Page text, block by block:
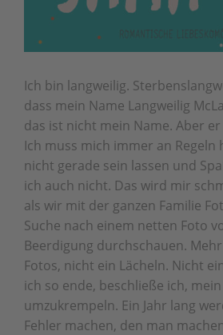
Ich bin langweilig.
dass mein Name Langweilig
das ist nicht mein Name. Aber
Ich muss mich immer an Regeln
nicht gerade sein lassen und
ich auch nicht. Das wird mir
als wir mit der ganzen Familie
Suche nach einem netten Foto
Beerdigung durchschauen. Mehr
Fotos, nicht ein Lächeln. Nicht
ich so ende, beschließe ich,
umzukrempeln. Ein Jahr lang
Fehler machen, den man